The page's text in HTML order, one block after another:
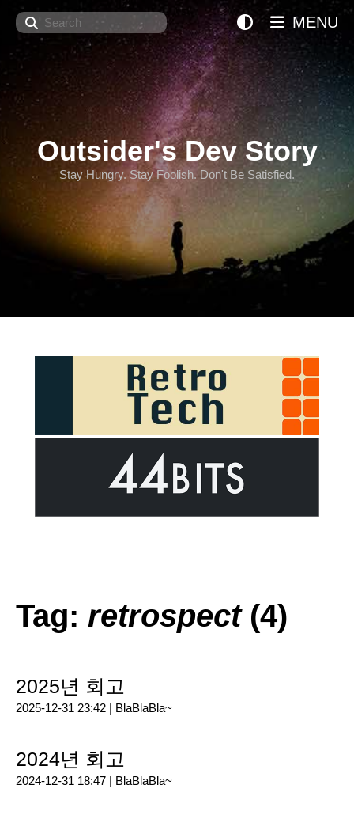
Search
Outsider's Dev Story
Stay Hungry. Stay Foolish. Don't Be Satisfied.
MENU
Tag: retrospect(4)
2025년 회고
2025-12-31 23:42 | BlaBlaBla~
2024년 회고
2024-12-31 18:47 | BlaBlaBla~